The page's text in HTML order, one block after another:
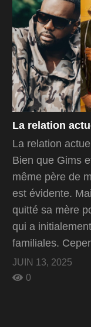
La relation
La relation
Bien que Gims
même père de
est évidente.
quitté sa mère
qui a
familiales.
JUIN 13, 2025
0